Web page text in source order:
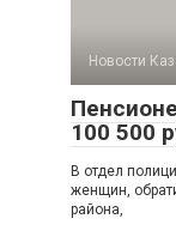
Новости
100 500
В отдел
женщин,
района,